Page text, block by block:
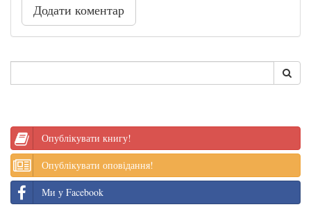
Додати коментар
Опублікувати книгу!
Опублікувати оповідання!
Ми у Facebook